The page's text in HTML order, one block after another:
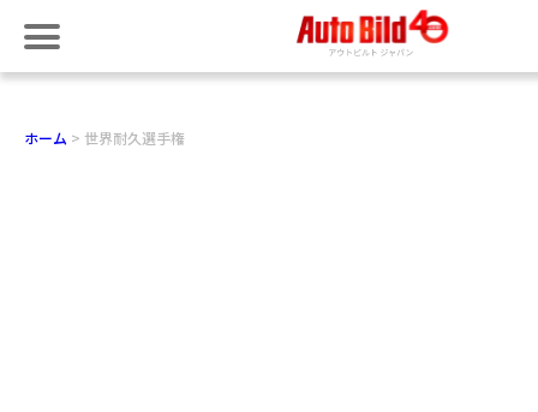
ホーム 世界耐久選手権